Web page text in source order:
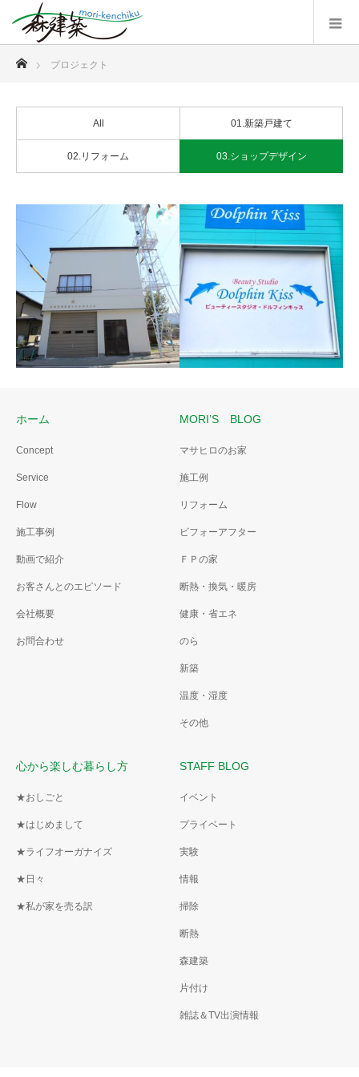
プロジェクト
All 01.新築戸建て
02.リフォーム 03.ショップデザイン
想い。
カーテンを看板ロールス
クリーンにリフォーム
カーテンから看板ロールスク
ホーム
Concept
Service
Flow
施工事例
動画で紹介
お客さんとのエピソード
会社概要
お問合わせ
MORI’S BLOG
マサヒロのお家
施工例
リフォーム
ビフォーアフター
ＦＰの家
断熱・換気・暖房
健康・省エネ
のら
新築
温度・湿度
その他
心から楽しむ暮らし方
★おしごと
★はじめまして
★ライフオーガナイズ
★日々
★私が家を売る訳
STAFF BLOG
イベント
プライベート
実験
情報
掃除
断熱
森建築
片付け
雑誌＆TV出演情報